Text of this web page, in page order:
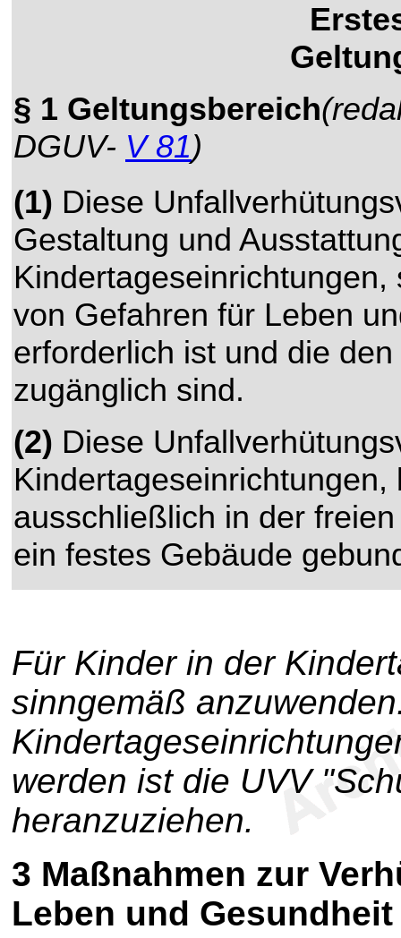
§ 1 Geltungsbereich
DGUV- V 81)
(1) Diese
Gestaltung und
von Gefahren für Leben
erforderlich ist und die
zugänglich sind.
(2) Diese
ausschließlich in der
ein festes Gebäude
Für Kinder in der
sinngemäß
werden ist die UVV
heranzuziehen.
3 Maßnahmen zur
Leben und